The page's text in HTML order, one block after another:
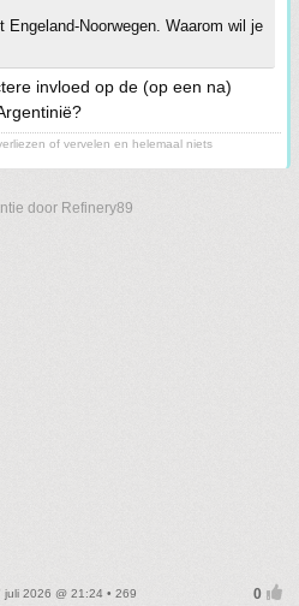
Noorwegen. Waarom wil je
invloed op de (op een na)
of vervelen en helemaal niets
door Refinery89
juli 2026 @ 21:24 • 269